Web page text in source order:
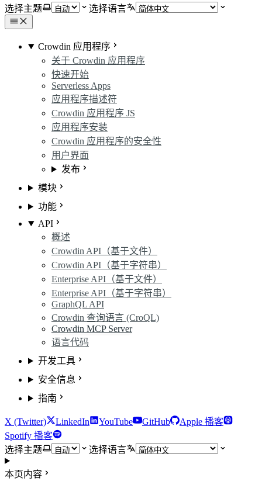
选择主题
选择语言
Crowdin 应用程序
关于 Crowdin 应用程序
快速开始
Serverless Apps
应用程序描述符
Crowdin 应用程序 JS
应用程序安装
Crowdin 应用程序的安全性
用户界面
发布
模块
功能
API
概述
Crowdin API（基于文件）
Crowdin API（基于字符串）
Enterprise API（基于文件）
Enterprise API（基于字符串）
GraphQL API
Crowdin 查询语言 (CroQL)
Crowdin MCP Server
语言代码
开发工具
安全信息
指南
X (Twitter) LinkedIn YouTube GitHub
Apple 播客
Spotify 播客
选择主题
选择语言
本页内容